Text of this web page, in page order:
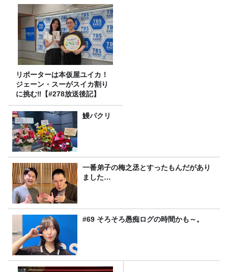
リポーターは本仮屋ユイカ！
ジェーン・スーがスイカ割り
に挑む‼【#278放送後記】
鰻パクリ
一番弟子の梅之丞とすったもんだがあり
ました…
#69 そろそろ愚痴ログの時間かも～。